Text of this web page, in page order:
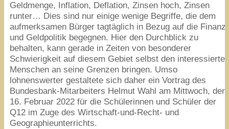
Geldmenge, Inflation, Deflation, Zinsen hoch, Zinsen
runter… Dies sind nur einige wenige Begriffe, die dem
aufmerksamen Bürger tagtäglich in Bezug auf die Finanz-
und Geldpolitik begegnen. Hier den Durchblick zu
behalten, kann gerade in Zeiten von besonderer
Schwierigkeit auf diesem Gebiet selbst den
Menschen an seine Grenzen bringen. Umso
lohnenswerter gestaltete sich daher ein Vortrag des
Bundesbank-Mitarbeiters Helmut Wahl am Mittwoch, den
16. Februar 2022 für die Schülerinnen und Schüler der
Q12 im Zuge des Wirtschaft-und-Recht- und
Geographieunterrichts.